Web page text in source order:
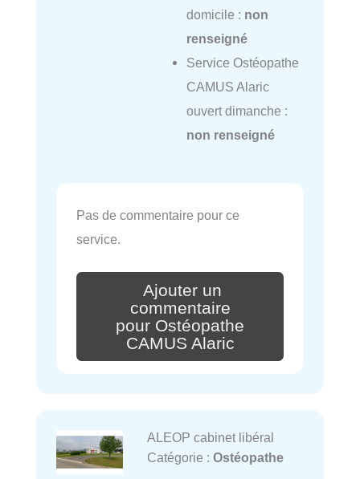
domicile : non
renseigné
Service Ostéopathe
CAMUS Alaric
ouvert dimanche :
non renseigné
Pas de commentaire pour ce
service.
Ajouter un
commentaire
pour Ostéopathe
CAMUS Alaric
ALEOP cabinet libéral
Catégorie : Ostéopathe